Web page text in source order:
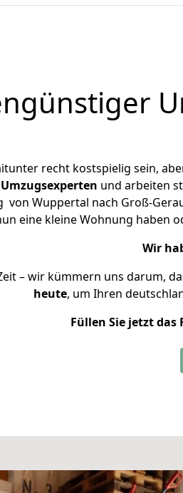
recht kostspielig sein,
und arbeiten
von Wuppertal nach Groß-
eine kleine Wohnung haben
Wir
– wir kümmern uns darum,
heute, um Ihren
Füllen Sie jetzt das